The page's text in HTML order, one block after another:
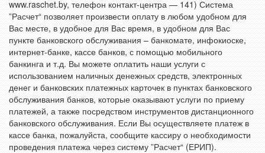
www.raschet.by, телефон контакт-центра — 141) Система
”Расчет“ позволяет произвести оплату в любом удобном для
Вас месте, в удобное для Вас время, в удобном для Вас
пункте банковского обслуживания – банкомате, инфокиоске,
интернет-банке, кассе банков, с помощью мобильного
банкинга и т.д. Вы можете оплатить наши услуги с
использованием наличных денежных средств, электронных
денег и банковских платежных карточек в пунктах банковского
обслуживания банков, которые оказывают услуги по приему
платежей, а также посредством инструментов дистанционного
банковского обслуживания. Если Вы осуществляете платеж в
кассе банка, пожалуйста, сообщите кассиру о необходимости
проведения платежа через систему ”Расчет“ (ЕРИП).